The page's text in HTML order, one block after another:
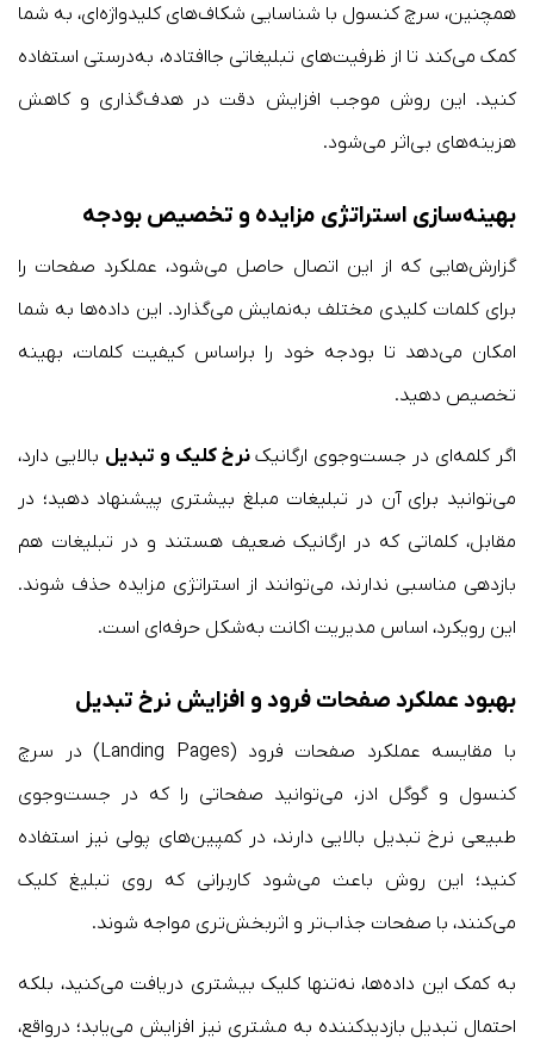
همچنین، سرچ کنسول با شناسایی شکاف‌های کلیدواژه‌ای، به شما
کمک می‌کند تا از ظرفیت‌های تبلیغاتی جاافتاده، به‌درستی استفاده
کنید. این روش موجب افزایش دقت در هدف‌گذاری و کاهش
هزینه‌های بی‌اثر می‌شود.
بهینه‌سازی استراتژی مزایده و تخصیص بودجه
گزارش‌هایی که از این اتصال حاصل می‌شود، عملکرد صفحات را
برای کلمات کلیدی مختلف به‌نمایش می‌گذارد. این داده‌ها به شما
امکان می‌دهد تا بودجه‌ خود را براساس کیفیت کلمات، بهینه
تخصیص دهید.
اگر کلمه‌ای در جست‌وجوی ارگانیک نرخ کلیک و تبدیل بالایی دارد،
می‌توانید برای آن در تبلیغات مبلغ بیشتری پیشنهاد دهید؛ در
مقابل، کلماتی که در ارگانیک ضعیف هستند و در تبلیغات هم
بازدهی مناسبی ندارند، می‌توانند از استراتژی مزایده حذف شوند.
این رویکرد، اساس مدیریت اکانت به‌شکل حرفه‌ای است.
بهبود عملکرد صفحات فرود و افزایش نرخ تبدیل
با مقایسه عملکرد صفحات فرود (Landing Pages) در سرچ
کنسول و گوگل ادز، می‌توانید صفحاتی را که در جست‌وجوی
طبیعی نرخ تبدیل بالایی دارند، در کمپین‌های پولی نیز استفاده
کنید؛ این روش باعث می‌شود کاربرانی که روی تبلیغ کلیک
می‌کنند، با صفحات جذاب‌تر و اثربخش‌تری مواجه شوند.
به‌ کمک این داده‌ها، نه‌تنها کلیک بیشتری دریافت می‌کنید، بلکه
احتمال تبدیل بازدیدکننده به مشتری نیز افزایش می‌یابد؛ درواقع،